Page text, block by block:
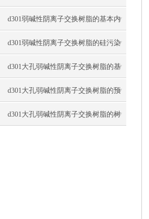
理与清洗方式
d301弱碱性阴离子交换树脂的基本内
容与技术
d301弱碱性阴离子交换树脂的硅污染
与油污染与解决
d301大孔弱碱性阴离子交换树脂的基
础介绍与再生方法
d301大孔弱碱性阴离子交换树脂的预
处理注意事项
d301大孔弱碱性阴离子交换树脂的树